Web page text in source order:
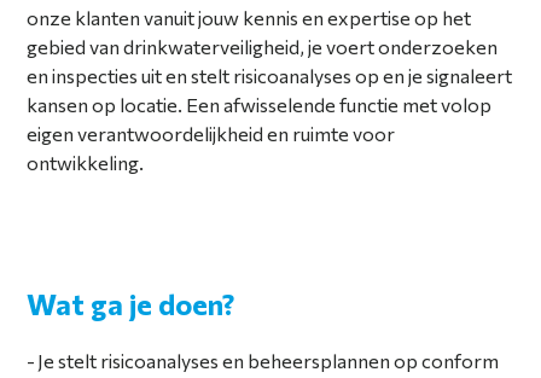
onze klanten vanuit jouw kennis en expertise op het
gebied van drinkwaterveiligheid, je voert onderzoeken
en inspecties uit en stelt risicoanalyses op en je signaleert
kansen op locatie. Een afwisselende functie met volop
eigen verantwoordelijkheid en ruimte voor
ontwikkeling.
Wat ga je doen?
Je stelt risicoanalyses en beheersplannen op conform